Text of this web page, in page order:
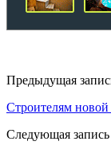
Предыдущая
Строителям новой
Следующая запись